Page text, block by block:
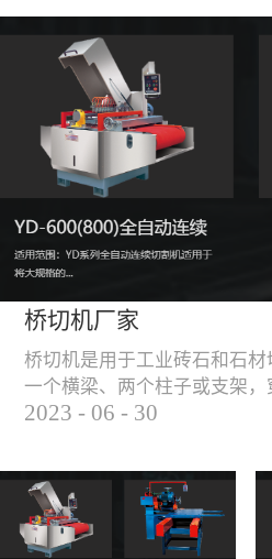
稳、可靠。3、前后刀
切割，带去毛刺倒角功
能，不伤石材、瓷砖表
面，不崩边。4、大板
平稳输送进出，切割加
工与上下板分开，便
捷，高效。5、19”显示
屏，按钮、遥杆集成面
板，操作快速、简便。
桥切机厂家
桥切机是用于工业砖石和石
一个横梁、两个柱子或支架
桥而构成，因其形状而得名。
是用于实现快速切割大型石
有高效、节能、环保等优点，
少的设备之一。但是，如何
是很多消费者不得不面对的
2023 - 06 - 30